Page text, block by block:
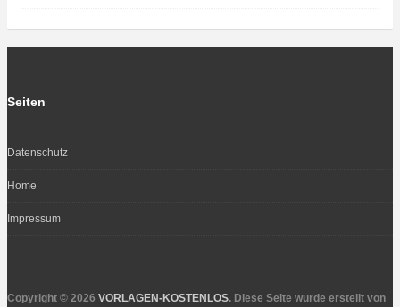
Seiten
Datenschutz
Home
Impressum
Copyright © 2026 VORLAGEN-KOSTENLOS. Diese Seite wurde erstellt von